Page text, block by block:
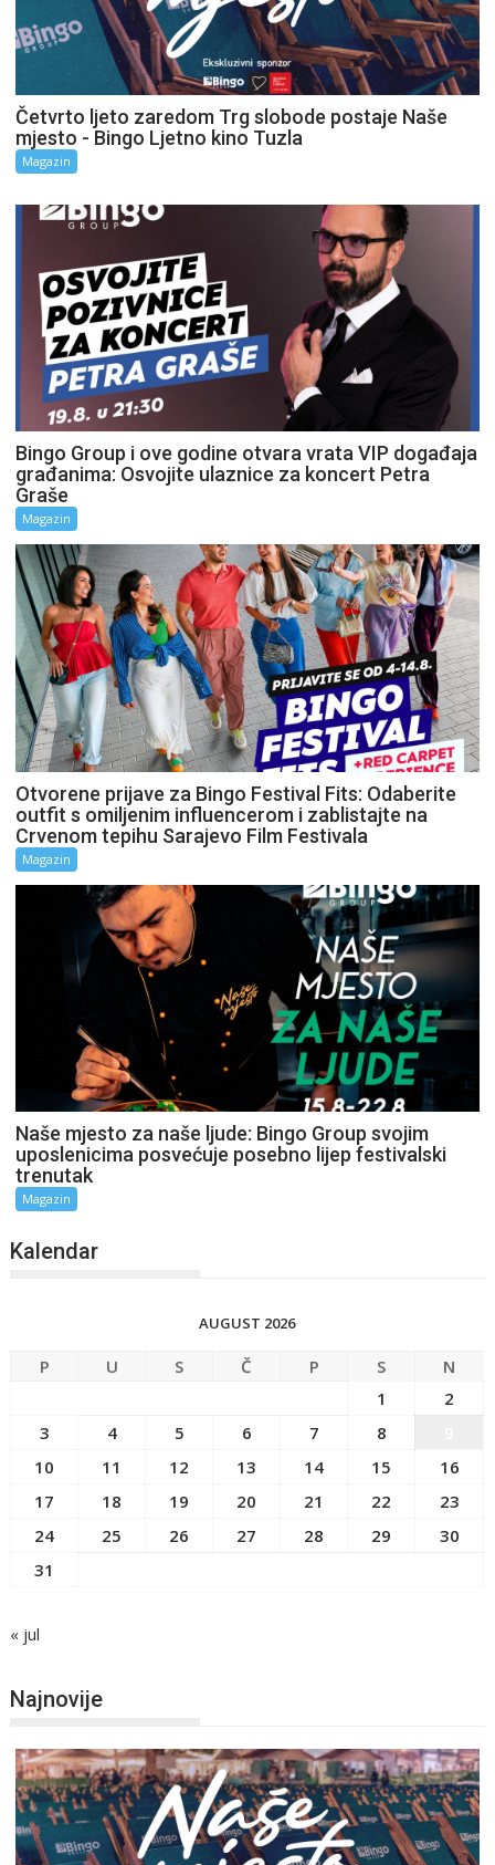
Četvrto ljeto zaredom Trg slobode postaje Naše
mjesto - Bingo Ljetno kino Tuzla
Magazin
Bingo Group i ove godine otvara vrata VIP događaja
građanima: Osvojite ulaznice za koncert Petra
Graše
Magazin
Otvorene prijave za Bingo Festival Fits: Odaberite
outfit s omiljenim influencerom i zablistajte na
Crvenom tepihu Sarajevo Film Festivala
Magazin
Naše mjesto za naše ljude: Bingo Group svojim
uposlenicima posvećuje posebno lijep festivalski
trenutak
Magazin
Kalendar
AUGUST 2026
P U S Č P S
N
1
2
3
4 5 6 7 8
10
11 12 13 14 15
16
17
18 19 20 21 22
23
24
25 26 27 28 29
30
31
« jul
Najnovije